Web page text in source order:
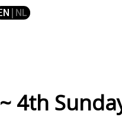
| NL
~ 4th